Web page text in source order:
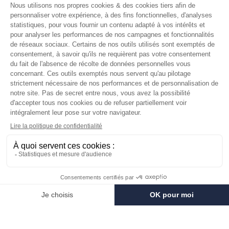
Mentions légales
RÉSEAUX SOCIAUX
Facebook
Instagram
Pinterest
LinkedIn
YouTube
LA CORVETTE 2024 TOUS DROITS RESERVES.